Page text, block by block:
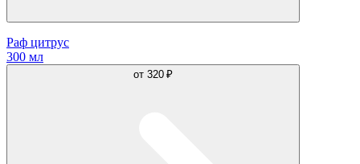
Раф цитрус
300 мл
от 320 ₽